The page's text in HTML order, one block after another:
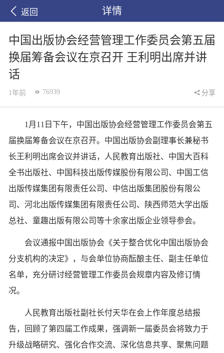
返回 详情
中国出版协会经营管理工作委员会第五届
换届筹备会议在京召开 王利明出席并讲
话
1年前 76939 分享
1月11日下午，中国出版协会经营管理工作委员会第五
届换届筹备会议在京召开。中国出版协会副理事长兼秘书
长王利明出席会议并讲话，人民教育出版社、中国大百科
全书出版社、中国科技出版传媒股份有限公司、中国工信
出版传媒集团有限责任公司、中信出版集团股份有限公
司、河北出版传媒集团有限责任公司、陕西师范大学出版
总社、童趣出版有限公司等十余家出版企业领导参会。
会议通报中国出版协会《关于整合优化中国出版协会
分支机构的决定》，与会单位协商酝酿主任、副主任单位
名单，充分研讨经营管理工作委员会规章内容及修订情
况。
人民教育出版社副社长付天华在会上作年度总结报
告，回顾了第四届工作成果，强调新一届委员会将致力于
升级战略研究、强化合作交流、深化信息共享、聚焦问题